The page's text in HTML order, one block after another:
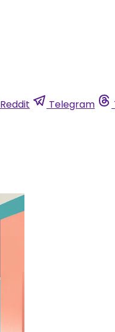
Reddit Telegram